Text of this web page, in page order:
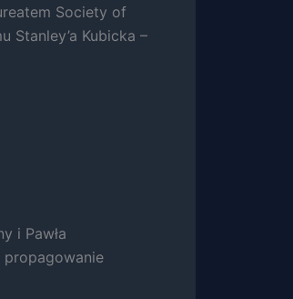
Society of
Stanley’a Kubicka –
i Pawła